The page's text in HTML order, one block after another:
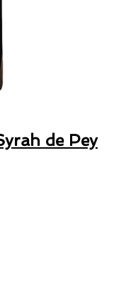
de Pey